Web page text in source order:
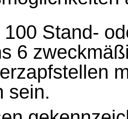
100 Stand-
6
sein.